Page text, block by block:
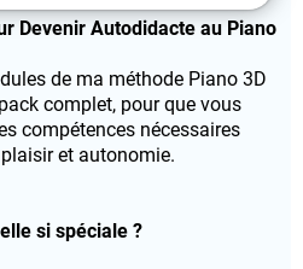
Devenir Autodidacte au Piano
de ma méthode Piano 3D
complet, pour que vous
compétences nécessaires
et autonomie.
si spéciale ?